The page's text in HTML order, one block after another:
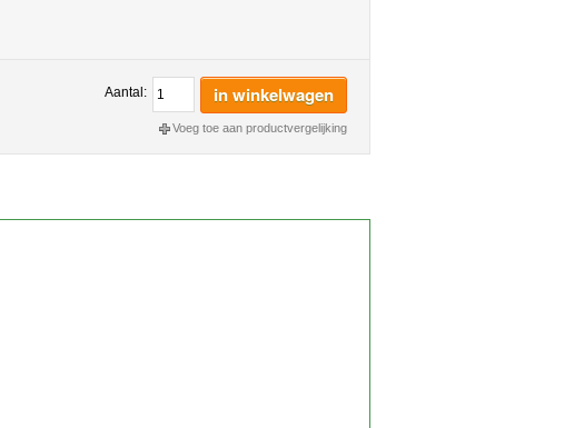
Aantal: in winkelwagen
Voeg toe aan productvergelijking